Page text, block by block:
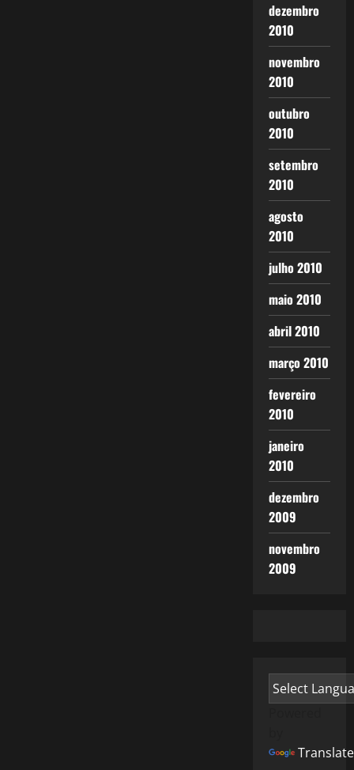
dezembro
2010
novembro
2010
outubro
2010
setembro
2010
agosto
2010
julho 2010
maio 2010
abril 2010
março 2010
fevereiro
2010
janeiro
2010
dezembro
2009
novembro
2009
Translate